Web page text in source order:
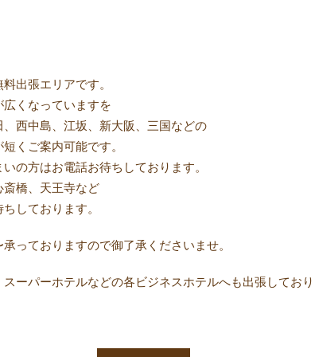
出張エリアです。
くなっていますを
西中島、江坂、新大阪、三国などの
くご案内可能です。
の方はお電話お待ちしております。
斎橋、天王寺など
しております。
っておりますので御了承くださいませ。
ーパーホテルなどの各ビジネスホテルへも出張してお